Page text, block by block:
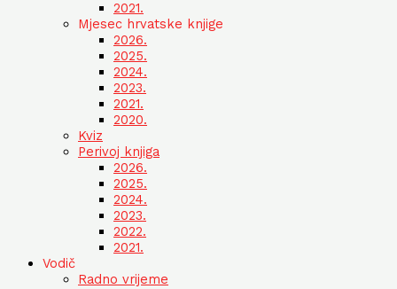
2021.
Mjesec hrvatske knjige
2026.
2025.
2024.
2023.
2021.
2020.
Kviz
Perivoj knjiga
2026.
2025.
2024.
2023.
2022.
2021.
Vodič
Radno vrijeme